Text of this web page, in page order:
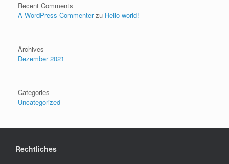
Recent Comments
A WordPress Commenterzu Hello world!
Archives
Dezember 2021
Categories
Uncategorized
Rechtliches